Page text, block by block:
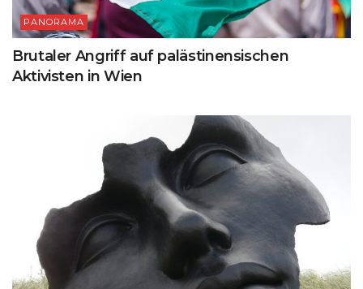
PANORAMA
Brutaler Angriff auf palästinensischen
Aktivisten in Wien